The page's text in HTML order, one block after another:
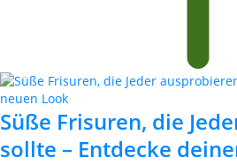
Süße Frisuren, die
sollte – Entdecke